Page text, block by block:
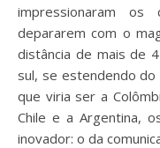
impressionaram os
depararem com o
distância de mais de
sul, se estendendo
que viria ser a
Chile e a Argentina,
inovador: o da